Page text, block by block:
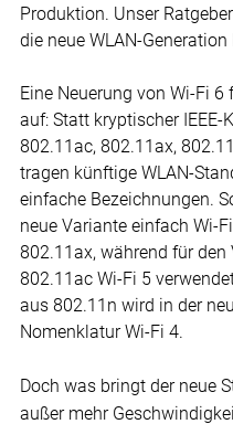
Produktion. Unser
die neue WLAN-Generation
Eine Neuerung von Wi-Fi 6
auf: Statt kryptischer IEEE-
802.11ac, 802.11ax,
tragen künftige WLAN-
einfache Bezeichnungen.
neue Variante einfach Wi-
802.11ax, während für den
802.11ac Wi-Fi 5
aus 802.11n wird in der
Nomenklatur Wi-Fi 4.
Doch was bringt der neue
außer mehr